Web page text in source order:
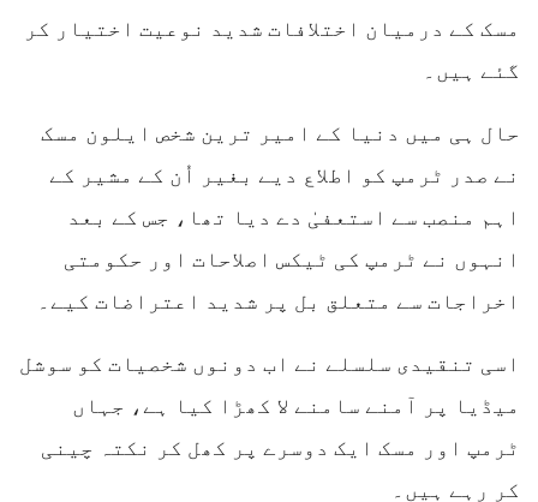
مسک کے درمیان اختلافات شدید نوعیت اختیار کر
گئے ہیں۔
حال ہی میں دنیا کے امیر ترین شخص ایلون مسک
نے صدر ٹرمپ کو اطلاع دیے بغیر اُن کے مشیر کے
اہم منصب سے استعفیٰ دے دیا تھا، جس کے بعد
انہوں نے ٹرمپ کی ٹیکس اصلاحات اور حکومتی
اخراجات سے متعلق بل پر شدید اعتراضات کیے۔
اسی تنقیدی سلسلے نے اب دونوں شخصیات کو سوشل
میڈیا پر آمنے سامنے لا کھڑا کیا ہے، جہاں
ٹرمپ اور مسک ایک دوسرے پر کھل کر نکتہ چینی
کر رہے ہیں۔